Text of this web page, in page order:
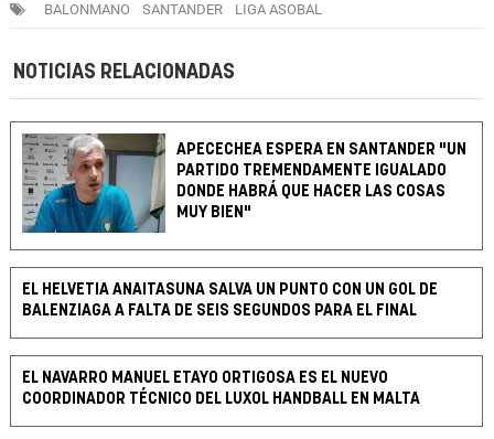
BALONMANO SANTANDER LIGA ASOBAL
NOTICIAS RELACIONADAS
APECECHEA ESPERA EN SANTANDER "UN
PARTIDO TREMENDAMENTE IGUALADO
DONDE HABRÁ QUE HACER LAS COSAS
MUY BIEN"
EL HELVETIA ANAITASUNA SALVA UN PUNTO CON UN GOL DE
BALENZIAGA A FALTA DE SEIS SEGUNDOS PARA EL FINAL
EL NAVARRO MANUEL ETAYO ORTIGOSA ES EL NUEVO
COORDINADOR TÉCNICO DEL LUXOL HANDBALL EN MALTA